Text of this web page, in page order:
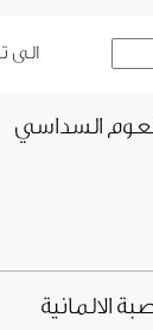
الى
السداسي
الالمانية